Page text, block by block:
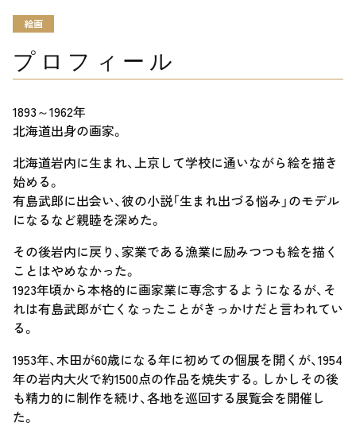
絵画
プロフィール
1893～1962年
北海道出身の画家。
北海道岩内に生まれ、上京して学校に通いながら絵を描き
始める。
有島武郎に出会い、彼の小説「生まれ出づる悩み」のモデル
になるなど親睦を深めた。
その後岩内に戻り、家業である漁業に励みつつも絵を描く
ことはやめなかった。
1923年頃から本格的に画家業に専念するようになるが、そ
れは有島武郎が亡くなったことがきっかけだと言われてい
る。
1953年、木田が60歳になる年に初めての個展を開くが、1954
年の岩内大火で約1500点の作品を焼失する。しかしその後
も精力的に制作を続け、各地を巡回する展覧会を開催し
た。